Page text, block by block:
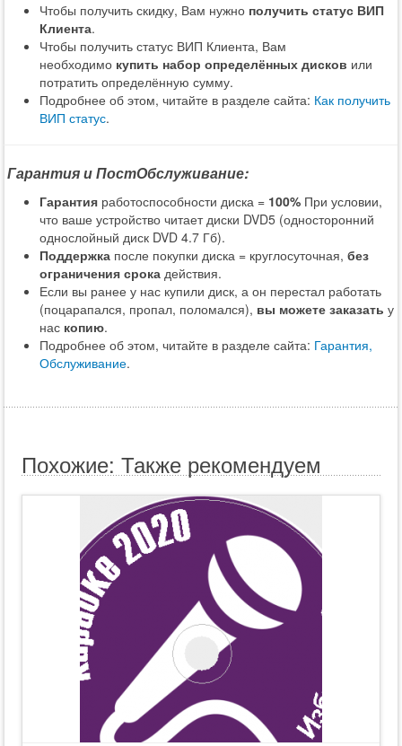
Чтобы получить скидку, Вам нужно получить статус ВИП
Клиента.
Чтобы получить статус ВИП Клиента, Вам
необходимо купить набор определённых дисков или
потратить определённую сумму.
Подробнее об этом, читайте в разделе сайта: Как получить
ВИП статус.
Гарантия и ПостОбслуживание:
Гарантия работоспособности диска = 100% При условии,
что ваше устройство читает диски DVD5 (односторонний
однослойный диск DVD 4.7 Гб).
Поддержка после покупки диска = круглосуточная, без
ограничения срока действия.
Если вы ранее у нас купили диск, а он перестал работать
(поцарапался, пропал, поломался), вы можете заказать у
нас копию.
Подробнее об этом, читайте в разделе сайта: Гарантия,
Обслуживание.
Похожие: Также рекомендуем